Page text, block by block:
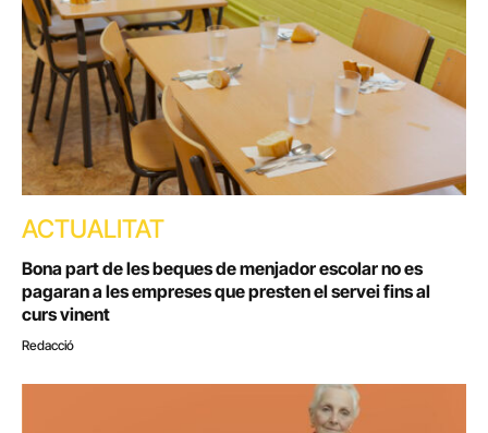
ACTUALITAT
Bona part de les beques de menjador escolar no es
pagaran a les empreses que presten el servei fins al
curs vinent
Redacció